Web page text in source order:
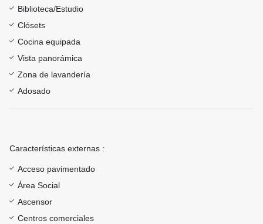
Biblioteca/Estudio
Clósets
Cocina equipada
Vista panorámica
Zona de lavandería
Adosado
Características externas :
Acceso pavimentado
Área Social
Ascensor
Centros comerciales